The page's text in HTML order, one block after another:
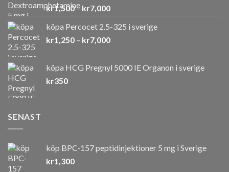
kr1,500– kr7,000Prisintervall:
till
kr7,000
köpa Percocet 2.5-325 i sverige
kr1,250 – kr7,000Prisintervall:
kr7,000
köpa HCG Pregnyl 5000 IE Organon i sverige
kr350
SENAST
köp BPC-157 peptidinjektioner 5 mg i Sverige
kr1,300